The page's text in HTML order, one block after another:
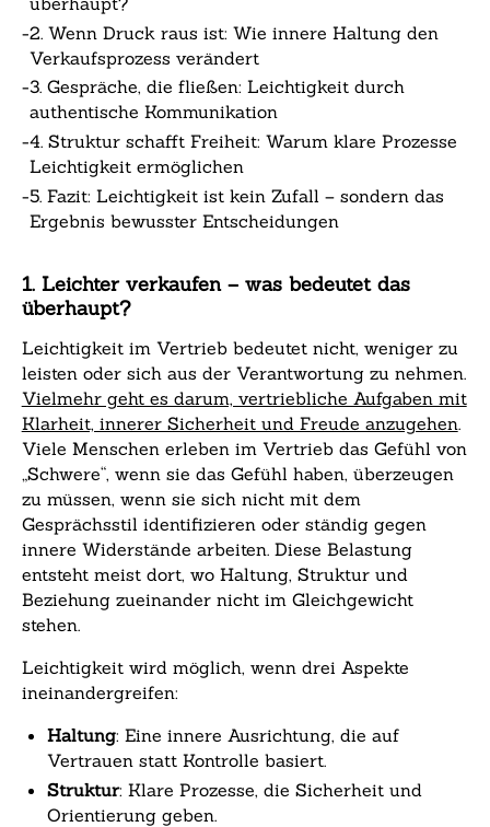
-2. Wenn Druck raus ist: Wie innere Haltung den
Verkaufsprozess verändert
-3. Gespräche, die fließen: Leichtigkeit durch
authentische Kommunikation
-4. Struktur schafft Freiheit: Warum klare Prozesse
Leichtigkeit ermöglichen
-5. Fazit: Leichtigkeit ist kein Zufall – sondern das
Ergebnis bewusster Entscheidungen
1. Leichter verkaufen – was bedeutet das
überhaupt?
Leichtigkeit im Vertrieb bedeutet nicht, weniger zu
leisten oder sich aus der Verantwortung zu nehmen.
Vielmehr geht es darum, vertriebliche Aufgaben mit
Klarheit, innerer Sicherheit und Freude anzugehen.
Viele Menschen erleben im Vertrieb das Gefühl von
„Schwere“, wenn sie das Gefühl haben, überzeugen
zu müssen, wenn sie sich nicht mit dem
Gesprächsstil identifizieren oder ständig gegen
innere Widerstände arbeiten. Diese Belastung
entsteht meist dort, wo Haltung, Struktur und
Beziehung zueinander nicht im Gleichgewicht
stehen.
Leichtigkeit wird möglich, wenn drei Aspekte
ineinandergreifen:
Haltung: Eine innere Ausrichtung, die auf
Vertrauen statt Kontrolle basiert.
Struktur: Klare Prozesse, die Sicherheit und
Orientierung geben.